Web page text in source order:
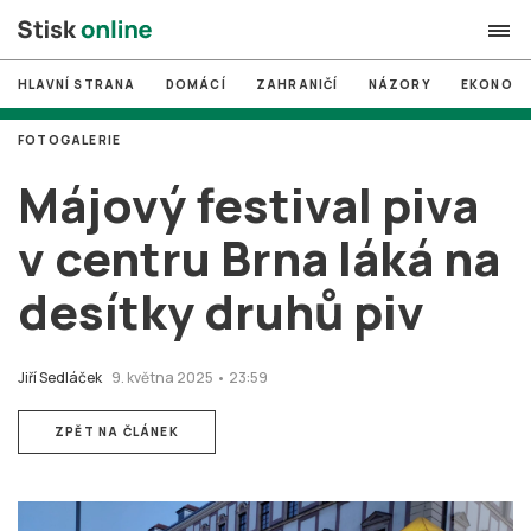
search
# MUNI
# Brno
# volby
login PŘIHLÁSIT SE
HLAVNÍ STRANA DOMÁCÍ ZAHRANIČÍ NÁZORY
Májový festival piva
v centru Brna láká na
desítky druhů piv
Jiří Sedláček 9. května 2025 • 23:59
FOTOGALERIE
ZPĚT NA ČLÁNEK